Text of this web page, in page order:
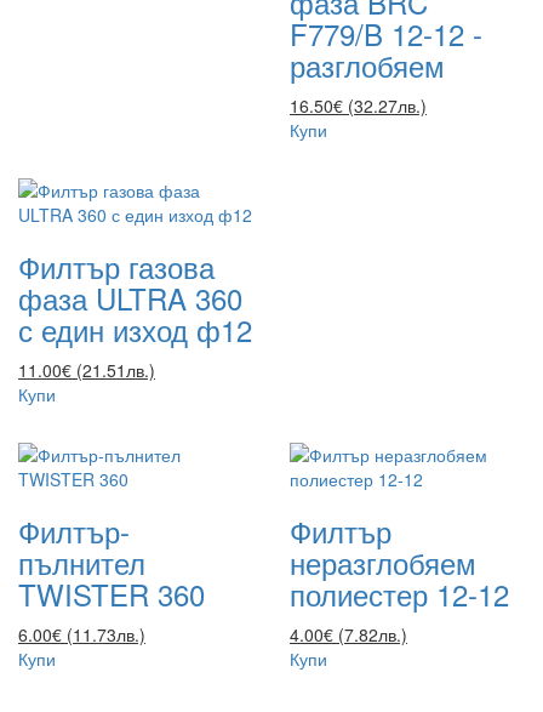
F779/B 12-12 -
разглобяем
16.50€ (32.27лв.)
Купи
Филтър газова
фаза ULTRA 360
с един изход ф12
11.00€ (21.51лв.)
Купи
Филтър-
пълнител
TWISTER 360
6.00€ (11.73лв.)
Купи
Филтър
неразглобяем
полиестер 12-12
4.00€ (7.82лв.)
Купи